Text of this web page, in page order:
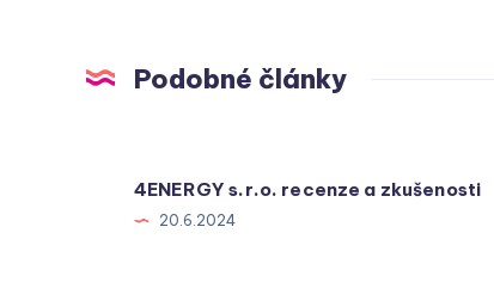
Podobné články
4ENERGY s.r.o. recenze a zkušenosti
20.6.2024